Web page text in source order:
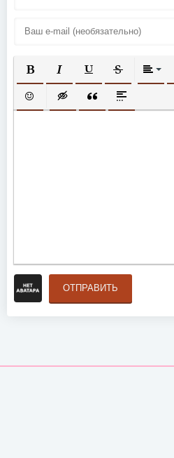
ПОЛУЖИРНЫЙ
КУРСИВПОДЧЕРКНУТЫЙ
ВСТАВИТЬ СМАЙЛИК
ВСТАВКА СКРЫТОГО
ВСТАВКА ЦИТАТЫ
ВСТАВКА
ОТПРАВИТЬ